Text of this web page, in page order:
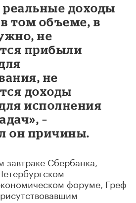
реальные доходы
том объеме, в
не
прибыли
не
доходы
исполнения
–
он причины.
Сбербанка,
форуме, Греф